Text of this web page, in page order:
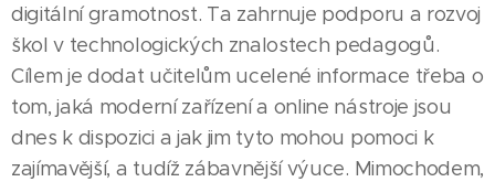
digitální gramotnost. Ta zahrnuje podporu a rozvoj
škol v technologických znalostech pedagogů.
Cílem je dodat učitelům ucelené informace třeba o
tom, jaká moderní zařízení a online nástroje jsou
dnes k dispozici a jak jim tyto mohou pomoci k
zajímavější, a tudíž zábavnější výuce. Mimochodem,